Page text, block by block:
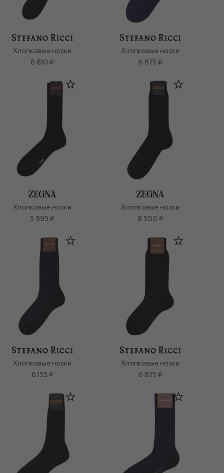
Хлопковые носки
6 810 ₽
Хлопковые носки
6 875 ₽
Хлопковые носки
5 995 ₽
Хлопковые носки
8 500 ₽
Хлопковые носки
6 155 ₽
Хлопковые носки
6 875 ₽